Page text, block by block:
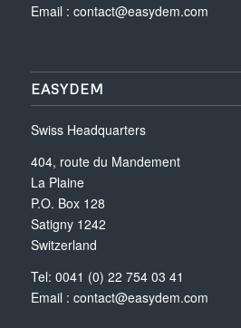
Email : contact@easydem.com
EASYDEM
Swiss Headquarters
404, route du Mandement
La Plaine
P.O. Box 128
Satigny 1242
Switzerland
Tel: 0041 (0) 22 754 03 41
Email : contact@easydem.com